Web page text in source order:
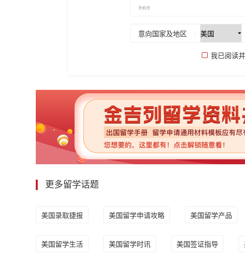
意向国家及地区
我已阅读
更多留学话题
美国录取捷报 美国留学申请攻略 美国留学产品
美国留学生活 美国留学时讯 美国签证指导